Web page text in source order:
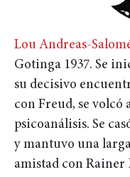
Lou Andreas-
Gotinga 1937. Se
su decisivo
con Freud, se volcó
psicoanálisis. Se
y mantuvo una
amistad con Rainer